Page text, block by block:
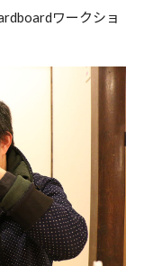
ワークショ